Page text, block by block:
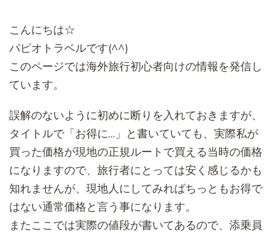
こんにちは☆
パピオトラベルです(^^)
このページでは海外旅行初心者向けの情報を発信し
ています。
誤解のないように初めに断りを入れておきますが、
タイトルで「お得に…」と書いていても、 実際私が
買った価格が現地の正規ルートで買える当時の価格
になり ますので、旅行者にとっては安く感じるかも
知れませんが、 現地人にしてみればちっともお得で
はない通常価格と言う事になり ます。
またここでは実際の値段が書いてあるので、添乗員